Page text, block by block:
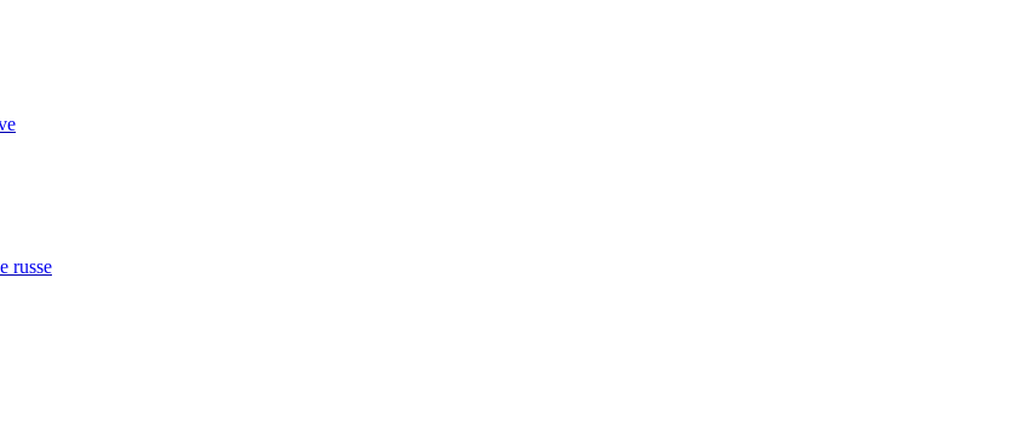
russe